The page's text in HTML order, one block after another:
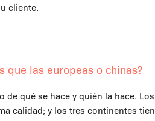
cliente.
que las europeas o chinas?
de qué se hace y quién la hace.
calidad; y los tres continentes